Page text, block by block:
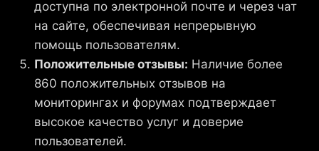
доступна по электронной почте и через чат
на сайте, обеспечивая непрерывную
помощь пользователям.
Положительные отзывы: Наличие более
860 положительных отзывов на
мониторингах и форумах подтверждает
высокое качество услуг и доверие
пользователей.